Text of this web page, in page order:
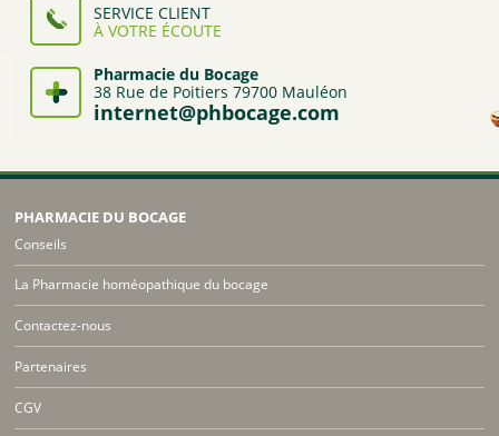
SERVICE CLIENT
À VOTRE ÉCOUTE
Pharmacie du Bocage
38 Rue de Poitiers 79700 Mauléon
internet@phbocage.com
PHARMACIE DU BOCAGE
Conseils
La Pharmacie homéopathique du bocage
Contactez-nous
Partenaires
CGV